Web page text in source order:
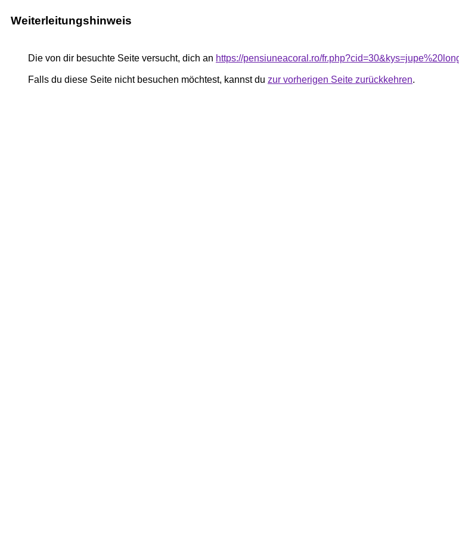
Weiterleitungshinweis
Die von dir besuchte Seite versucht, dich an https://pensiuneacoral.ro/
Falls du diese Seite nicht besuchen möchtest, kannst du zur vorherigen Seite zurückkehren.